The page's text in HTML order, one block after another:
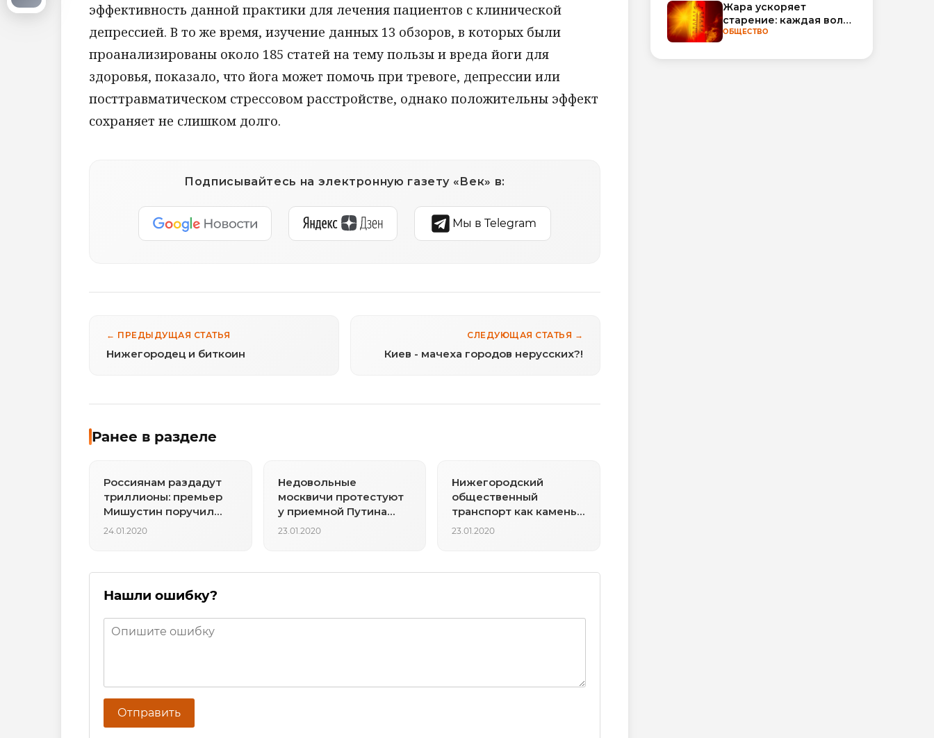
эффективность данной практики для лечения пациентов с клинической
депрессией. В то же время, изучение данных 13 обзоров, в которых были
проанализированы около 185 статей на тему пользы и вреда йоги для
здоровья, показало, что йога может помочь при тревоге, депрессии или
посттравматическом стрессовом расстройстве, однако положительны эффект
сохраняет не слишком долго.
Подписывайтесь на электронную газету «Век» в:
Мы в Telegram
← ПРЕДЫДУЩАЯ СТАТЬЯ
Нижегородец и биткоин
СЛЕДУЮЩАЯ СТАТЬЯ →
Киев - мачеха городов нерусских?!
Ранее в разделе
Россиянам раздадут
триллионы: премьер
Мишустин поручил
сменить курс
24.01.2020
Недовольные
москвичи протестуют
у приемной Путина
против нового вице-
23.01.2020
Нижегородский
общественный
транспорт как камень
преткновения
23.01.2020
Нашли ошибку?
Отправить
Жара ускоряет
старение: каждая волна
тепла добавляет
биологического
ОБЩЕСТВО